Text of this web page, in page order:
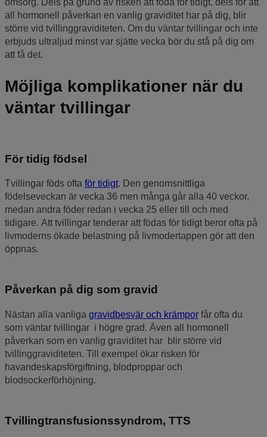
omsorg. Dels på grund av risken att föda för tidigt, dels för att
all hormonell påverkan en vanlig graviditet har på dig, blir
större vid tvillinggraviditeten. Om du väntar tvillingar och inte
erbjuds ultraljud minst var sjätte vecka bör du stå på dig om
att få det.
Möjliga komplikationer när du
väntar tvillingar
För tidig födsel
Tvillingar föds ofta för tidigt. Den genomsnittliga
födelseveckan är vecka 36 men många går alla 40 veckor,
medan andra föder redan i vecka 25 eller till och med
tidigare. Att tvillingar tenderar att födas för tidigt beror ofta på
livmoderns ökade belastning på livmodertappen gör att den
öppnas.
Påverkan på dig som gravid
Nästan alla vanliga gravidbesvär och krämpor får ofta du
som väntar tvillingar i högre grad. Även all hormonell
påverkan som en vanlig graviditet har blir större vid
tvillinggraviditeten. Till exempel ökar risken för
havandeskapsförgiftning, blodproppar och
blodsockerförhöjning.
Tvillingtransfusionssyndrom, TTS